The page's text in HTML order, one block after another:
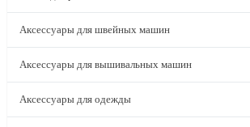
Аксессуары для швейных машин
Аксессуары для вышивальных машин
Аксессуары для одежды